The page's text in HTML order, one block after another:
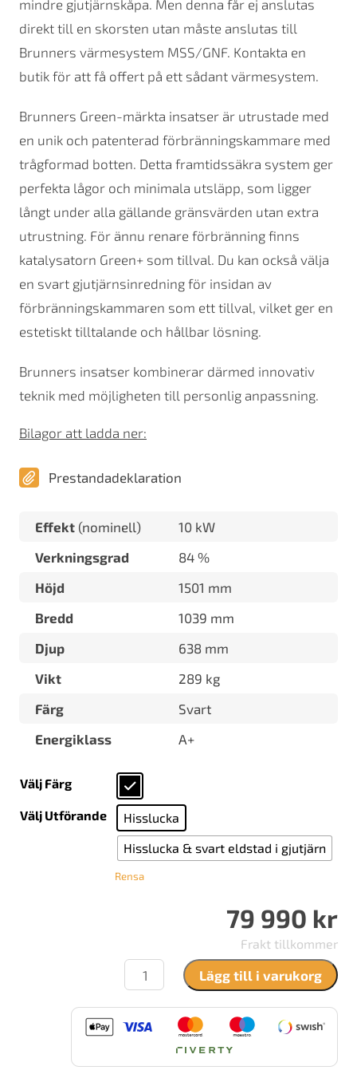
mindre gjutjärnskåpa. Men denna får ej anslutas
direkt till en skorsten utan måste anslutas till
Brunners värmesystem MSS/GNF. Kontakta en
butik för att få offert på ett sådant värmesystem.
Brunners Green-märkta insatser är utrustade med
en unik och patenterad förbränningskammare med
trågformad botten. Detta framtidssäkra system ger
perfekta lågor och minimala utsläpp, som ligger
långt under alla gällande gränsvärden utan extra
utrustning. För ännu renare förbränning finns
katalysatorn Green+ som tillval. Du kan också välja
en svart gjutjärnsinredning för insidan av
förbränningskammaren som ett tillval, vilket ger en
estetiskt tilltalande och hållbar lösning.
Brunners insatser kombinerar därmed innovativ
teknik med möjligheten till personlig anpassning.
Bilagor att ladda ner:
Prestandadeklaration
Effekt (nominell)
10 kW
Verkningsgrad
84 %
Höjd
1501 mm
Bredd
1039 mm
Djup
638 mm
Vikt
289 kg
Färg
Svart
Energiklass
A+
Välj Färg
Välj Utförande
Hisslucka
Hisslucka & svart eldstad i gjutjärn
Rensa
79 990 kr
Frakt tillkommer
Brunner
BKH
hörn
50/82/42
Lägg till i varukorg